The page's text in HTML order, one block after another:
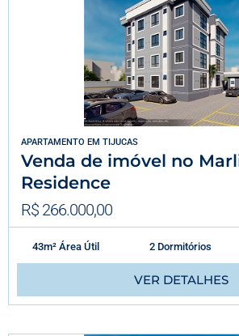
APARTAMENTO EM TIJUCAS
Venda de imóvel no
Residence
R$ 266.000,00
43m² Área Útil 2 Dormitórios
VER DETALHES